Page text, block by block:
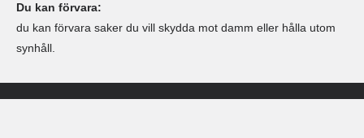
Du kan förvara:
du kan förvara saker du vill skydda mot damm eller hålla utom
synhåll.